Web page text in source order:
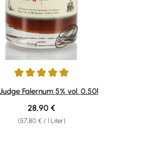
von 5 von 5 Sternen
Falernum 5% vol. 0,50l
(57,80 € / 1 Liter)
Regulärer Preis:
28,90 €